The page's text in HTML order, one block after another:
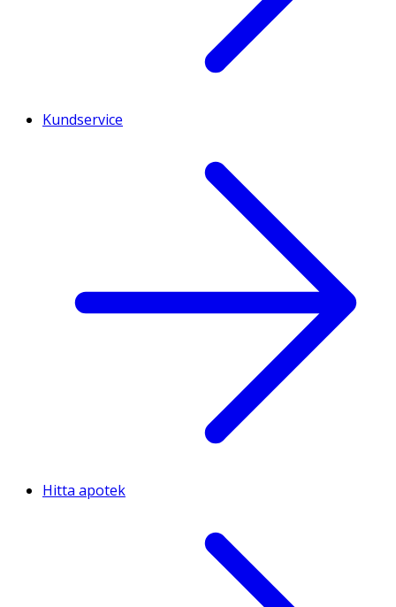
Kundservice
Hitta apotek